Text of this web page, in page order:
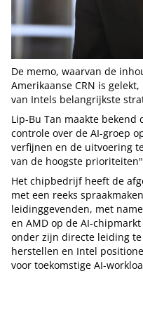
De memo, waarvan de
Amerikaanse CRN is
van Intels belangrijkste
Lip-Bu Tan maakte
controle over de AI-groep
verfijnen en de uitvoering
van de hoogste
Het chipbedrijf heeft de
met een reeks
leidinggevenden, met
en AMD op de AI-
onder zijn directe leiding
herstellen en Intel
voor toekomstige AI-